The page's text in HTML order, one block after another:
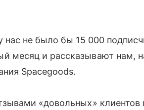
не было бы 15 000
месяц и рассказывают нам,
Spacegoods.
«довольных» клиентов